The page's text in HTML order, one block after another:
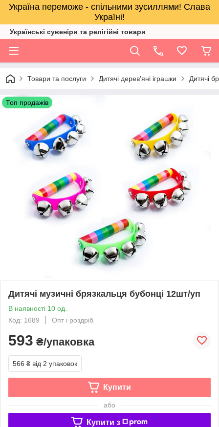
Україна переможе - спільними зусиллями! Слава
Україні!
Українські сувеніри та релігійнi товари
Товари та послуги Дитячі дерев'яні іграшки Дитячі
Топ продажів
Дитячі музичні брязкальця бубонці 12шт/уп
В наявності 10 од.
Код: 1689
Опт і роздріб
593 ₴/упаковка
566 ₴ від 2 упаковок
Купити
або
Купити з